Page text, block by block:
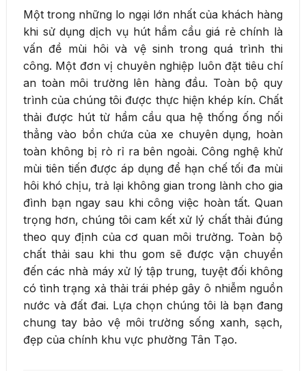
Một trong những lo ngại lớn nhất của khách hàng
khi sử dụng dịch vụ hút hầm cầu giá rẻ chính là
vấn đề mùi hôi và vệ sinh trong quá trình thi
công. Một đơn vị chuyên nghiệp luôn đặt tiêu chí
an toàn môi trường lên hàng đầu. Toàn bộ quy
trình của chúng tôi được thực hiện khép kín. Chất
thải được hút từ hầm cầu qua hệ thống ống nối
thẳng vào bồn chứa của xe chuyên dụng, hoàn
toàn không bị rò rỉ ra bên ngoài. Công nghệ khử
mùi tiên tiến được áp dụng để hạn chế tối đa mùi
hôi khó chịu, trả lại không gian trong lành cho gia
đình bạn ngay sau khi công việc hoàn tất. Quan
trọng hơn, chúng tôi cam kết xử lý chất thải đúng
theo quy định của cơ quan môi trường. Toàn bộ
chất thải sau khi thu gom sẽ được vận chuyển
đến các nhà máy xử lý tập trung, tuyệt đối không
có tình trạng xả thải trái phép gây ô nhiễm nguồn
nước và đất đai. Lựa chọn chúng tôi là bạn đang
chung tay bảo vệ môi trường sống xanh, sạch,
đẹp của chính khu vực phường Tân Tạo.